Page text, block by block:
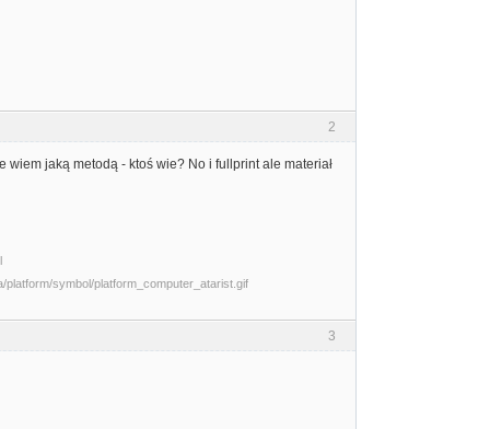
2
jaką metodą - ktoś wie? No i fullprint ale materiał
3